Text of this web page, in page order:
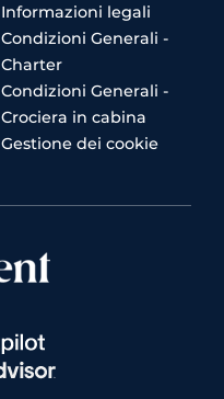
Informazioni legali
Condizioni Generali -
Charter
Condizioni Generali -
Crociera in cabina
Gestione dei cookie